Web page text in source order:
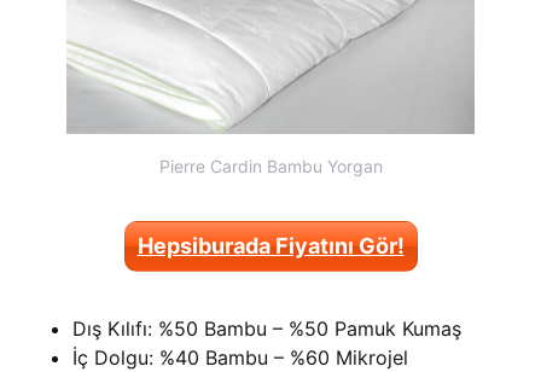
Pierre Cardin Bambu Yorgan
Hepsiburada Fiyatını Gör!
Dış Kılıfı: %50 Bambu – %50 Pamuk Kumaş
İç Dolgu: %40 Bambu – %60 Mikrojel